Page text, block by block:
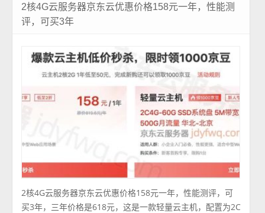
2核4G云服务器京东云优惠价格158元一年，性能测
评，可买3年
2核4G云服务器京东云优惠价格158元一年，性能测评，可
买3年，三年价格是618元，这是一款轻量云主机，配置为2C